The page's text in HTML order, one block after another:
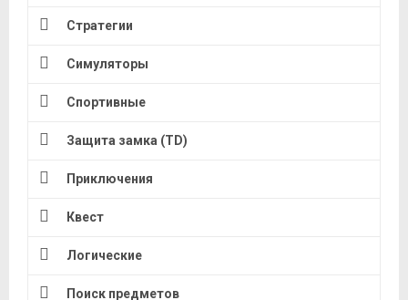
Стратегии
Симуляторы
Спортивные
Защита замка (TD)
Приключения
Квест
Логические
Поиск предметов